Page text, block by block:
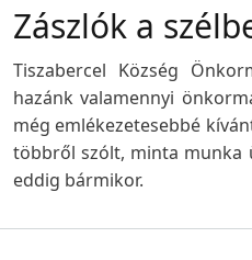
Zászlók a
Tiszabercel Község
hazánk valamennyi
még emlékezetesebbé
többről szólt, minta munka
eddig bármikor.